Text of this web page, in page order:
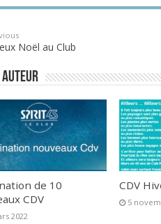
Noël au Club
de 10
CDV
2022
CDV
5